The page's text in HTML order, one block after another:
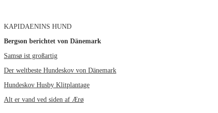
KAPIDAENINS HUND
Bergson berichtet von Dänemark
Samsø ist großartig
Der weltbeste Hundeskov von Dänemark
Hundeskov Husby Klitplantage
Alt er vand ved siden af Ærø